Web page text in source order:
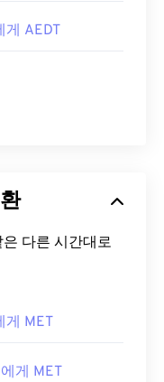
게 AEDT
다른 시간대로
게 MET
게 MET